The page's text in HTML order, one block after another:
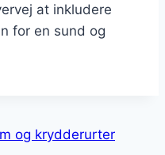
at inkludere
for en sund og
og krydderurter